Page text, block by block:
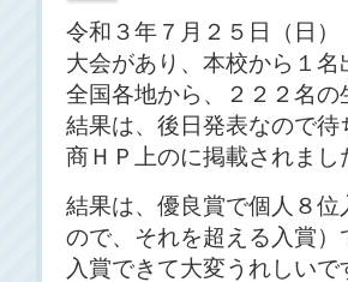
令和３年７月２５日（日
大会があり、本校から１名
全国各地から、２２２名
結果は、後日発表なので
商ＨＰ上のに掲載されまし
結果は、優良賞で個人８
ので、それを超える入賞）
入賞できて大変うれしい